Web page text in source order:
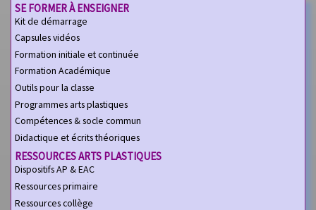
SE FORMER À ENSEIGNER
Kit de démarrage
Capsules vidéos
Formation initiale et continuée
Formation Académique
Outils pour la classe
Programmes arts plastiques
Compétences & socle commun
Didactique et écrits théoriques
RESSOURCES ARTS PLASTIQUES
Dispositifs AP & EAC
Ressources primaire
Ressources collège